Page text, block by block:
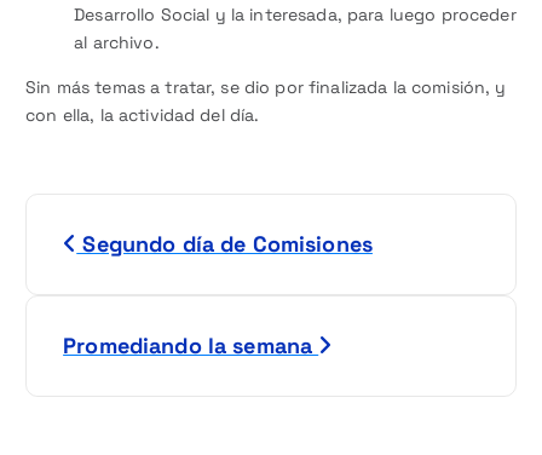
Desarrollo Social y la interesada, para luego proceder
al archivo.
Sin más temas a tratar, se dio por finalizada la comisión, y
con ella, la actividad del día.
Segundo día de Comisiones
Promediando la semana